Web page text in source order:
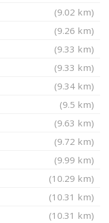
(9.02 km)
(9.26 km)
(9.33 km)
(9.33 km)
(9.34 km)
(9.5 km)
(9.63 km)
(9.72 km)
(9.99 km)
(10.29 km)
(10.31 km)
(10.31 km)